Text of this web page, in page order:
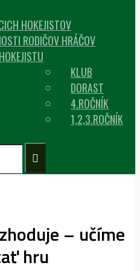
HOKEJISTOV
RODIČOV HRÁČOV
KLUB
DORAST
4.ROČNÍK
1,2,3.ROČNÍK
– učíme
hru